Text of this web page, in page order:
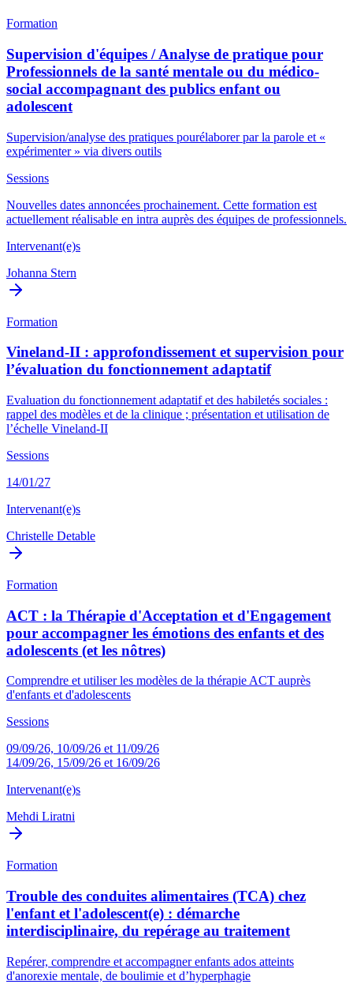
Formation
Supervision d'équipes / Analyse de pratique pour
Professionnels de la santé mentale ou du médico-
social accompagnant des publics enfant ou
adolescent
Supervision/analyse des pratiques pourélaborer par la parole et «
expérimenter » via divers outils
Sessions
Nouvelles dates annoncées prochainement. Cette formation est
actuellement réalisable en intra auprès des équipes de professionnels.
Intervenant(e)s
Johanna Stern
Formation
Vineland-II : approfondissement et supervision pour
l’évaluation du fonctionnement adaptatif
Evaluation du fonctionnement adaptatif et des habiletés sociales :
rappel des modèles et de la clinique ; présentation et utilisation de
l’échelle Vineland-II
Sessions
14/01/27
Intervenant(e)s
Christelle Detable
Formation
ACT : la Thérapie d'Acceptation et d'Engagement
pour accompagner les émotions des enfants et des
adolescents (et les nôtres)
Comprendre et utiliser les modèles de la thérapie ACT auprès
d'enfants et d'adolescents
Sessions
09/09/26, 10/09/26 et 11/09/26
14/09/26, 15/09/26 et 16/09/26
Intervenant(e)s
Mehdi Liratni
Formation
Trouble des conduites alimentaires (TCA) chez
l'enfant et l'adolescent(e) : démarche
interdisciplinaire, du repérage au traitement
Repérer, comprendre et accompagner enfants ados atteints
d'anorexie mentale, de boulimie et d’hyperphagie